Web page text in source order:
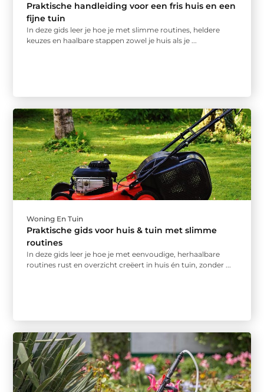
Praktische handleiding voor een fris huis en een
fijne tuin
In deze gids leer je hoe je met slimme routines, heldere
keuzes en haalbare stappen zowel je huis als je ...
Woning En Tuin
Praktische gids voor huis & tuin met slimme
routines
In deze gids leer je hoe je met eenvoudige, herhaalbare
routines rust en overzicht creëert in huis én tuin, zonder ...